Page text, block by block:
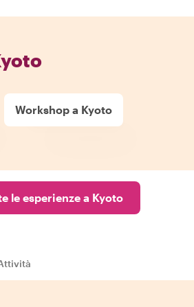
Workshop a Kyoto
le esperienze a Kyoto